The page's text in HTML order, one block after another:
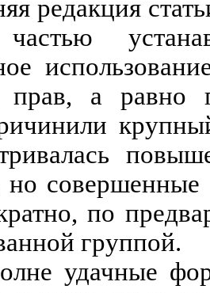
редакция
а равно
но совершенные
по
группой.
удачные